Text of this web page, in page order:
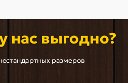
нас выгодно?
размеров